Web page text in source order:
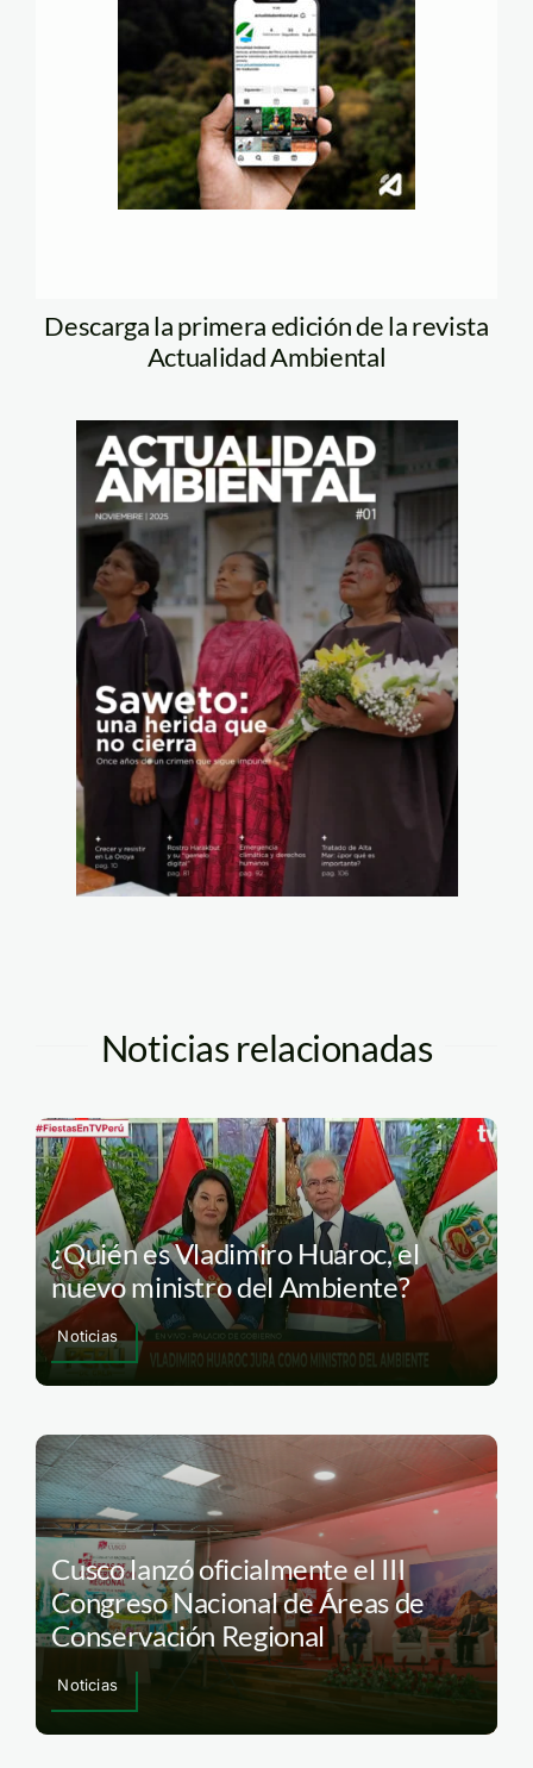
Descarga la primera edición de la revista
Actualidad Ambiental
Noticias relacionadas
¿Quién es Vladimiro Huaroc, el
nuevo ministro del Ambiente?
Noticias
Cusco lanzó oficialmente el III
Congreso Nacional de Áreas de
Conservación Regional
Noticias